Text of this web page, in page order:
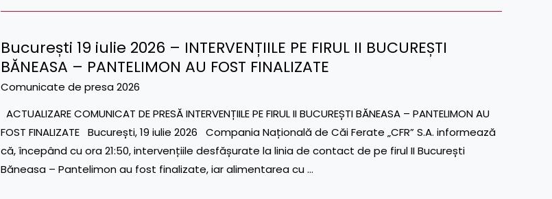
1,8
DE
LEI
PENTRU
LOTULUI
FILIAȘI
–
IGIROASA
București 19 iulie 2026 – INTERVENȚIILE PE FIRUL II BUCUREȘTI
BĂNEASA – PANTELIMON AU FOST FINALIZATE
Comunicate de presa 2026
ACTUALIZARE COMUNICAT DE PRESĂ INTERVENȚIILE PE FIRUL II BUCUREȘTI BĂNEASA – PANTELIMON AU
FOST FINALIZATE București, 19 iulie 2026 Compania Națională de Căi Ferate „CFR” S.A. informează
că, începând cu ora 21:50, intervențiile desfășurate la linia de contact de pe firul II București
Băneasa – Pantelimon au fost finalizate, iar alimentarea cu …
București
19
iulie
–
INTERVENȚIILE
PE
FIRUL